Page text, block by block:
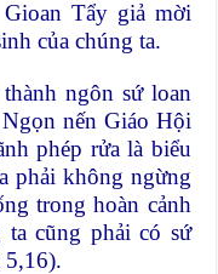
Tẩy giả mời
của chúng ta.
ngôn sứ loan
nến Giáo Hội
phép rửa là biểu
phải không ngừng
trong hoàn cảnh
cũng phải có sứ
5,16).